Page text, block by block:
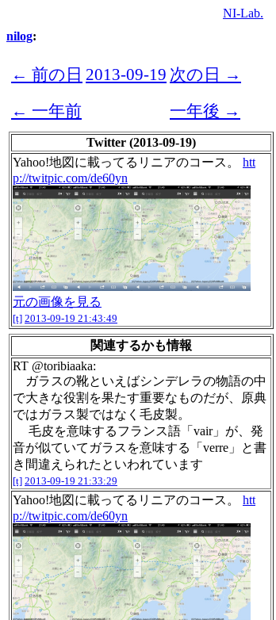
NI-Lab.
nilog:
← 前の日 2013-09-19 次の日 →
← 一年前
一年後 →
Twitter (2013-09-19)
Yahoo!地図に載ってるリニアのコース。 htt
p://twitpic.com/de60yn
元の画像を見る
[t] 2013-09-19 21:43:49
関連するかも情報
RT @toribiaaka:
ガラスの靴といえばシンデレラの物語の中
で大きな役割を果たす重要なものだが、原典
ではガラス製ではなく毛皮製。
毛皮を意味するフランス語「vair」が、発
音が似ていてガラスを意味する「verre」と書
き間違えられたといわれています
[t] 2013-09-19 21:33:29
Yahoo!地図に載ってるリニアのコース。 htt
p://twitpic.com/de60yn